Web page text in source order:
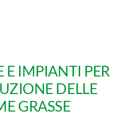
IMPIANTI PER
DELLE
GRASSE